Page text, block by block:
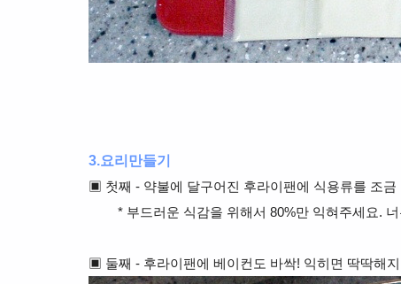
3.요리만들기
▣ 첫째 - 약불에 달구어진 후라이팬에 식용류를 조
* 부드러운 식감을 위해서 80%만 익혀주세요. 너
▣ 둘째 - 후라이팬에 베이컨도 바싹! 익히면 딱딱해